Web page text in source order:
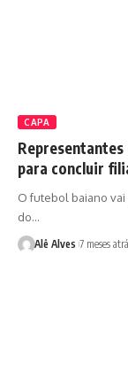
CAPA
Representantes
para concluir
O futebol baiano
do…
Alê Alves 7 meses